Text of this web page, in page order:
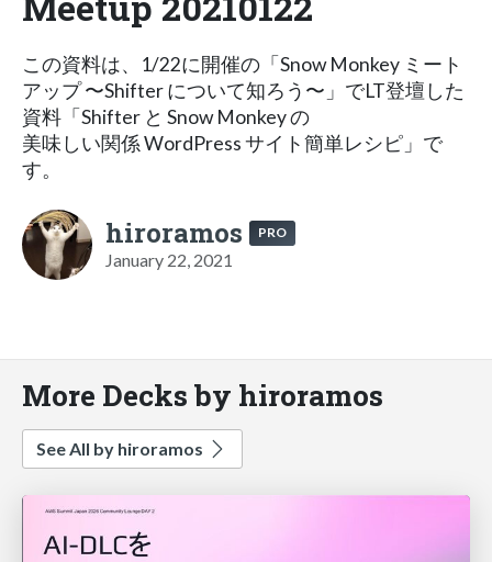
この資料は、1/22に開催の「Snow Monkey ミート
アップ 〜Shifter について知ろう〜」でLT登壇した
資料「Shifter と Snow Monkey の
美味しい関係 WordPress サイト簡単レシピ」で
す。
hiroramos PRO
January 22, 2021
More Decks by hiroramos
See All by hiroramos